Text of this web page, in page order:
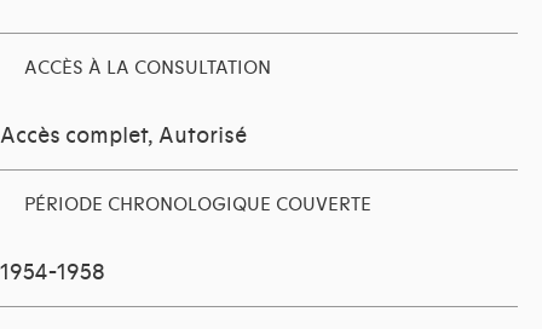
ACCÈS À LA CONSULTATION
Accès complet, Autorisé
PÉRIODE CHRONOLOGIQUE COUVERTE
1954-1958